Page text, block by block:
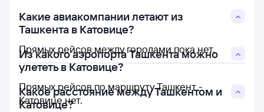
Какие авиакомпании летают из
Ташкента в Катовице?
Прямых рейсов между городами пока нет.
Из какого аэропорта Ташкента можно
улететь в Катовице?
Прямых рейсов по маршруту Ташкент -
Катовице нет.
Какое расстояние между Ташкентом и
Катовице?